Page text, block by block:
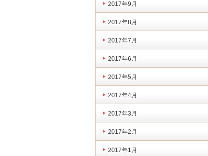
2017年9月
2017年8月
2017年7月
2017年6月
2017年5月
2017年4月
2017年3月
2017年2月
2017年1月